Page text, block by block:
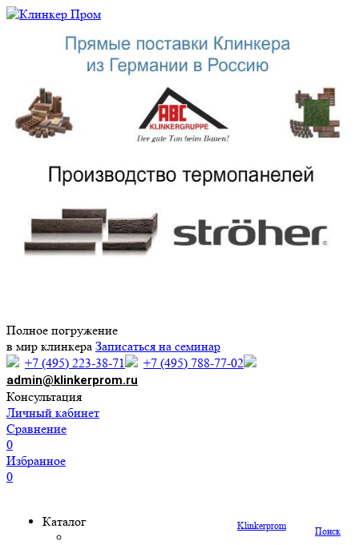
Полное погружение
в мир клинкера Записаться на семинар
+7 (495) 223-38-71
+7 (495) 788-77-02
admin@klinkerprom.ru
Консультация
Личный кабинет
Сравнение
0
Избранное
0
Поиск
Klinkerprom
Каталог